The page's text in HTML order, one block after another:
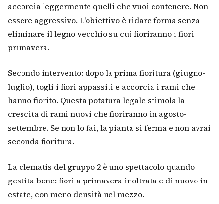
accorcia leggermente quelli che vuoi contenere. Non
essere aggressivo. L'obiettivo è ridare forma senza
eliminare il legno vecchio su cui fioriranno i fiori
primavera.
Secondo intervento: dopo la prima fioritura (giugno-
luglio), togli i fiori appassiti e accorcia i rami che
hanno fiorito. Questa potatura legale stimola la
crescita di rami nuovi che fioriranno in agosto-
settembre. Se non lo fai, la pianta si ferma e non avrai
seconda fioritura.
La clematis del gruppo 2 è uno spettacolo quando
gestita bene: fiori a primavera inoltrata e di nuovo in
estate, con meno densità nel mezzo.